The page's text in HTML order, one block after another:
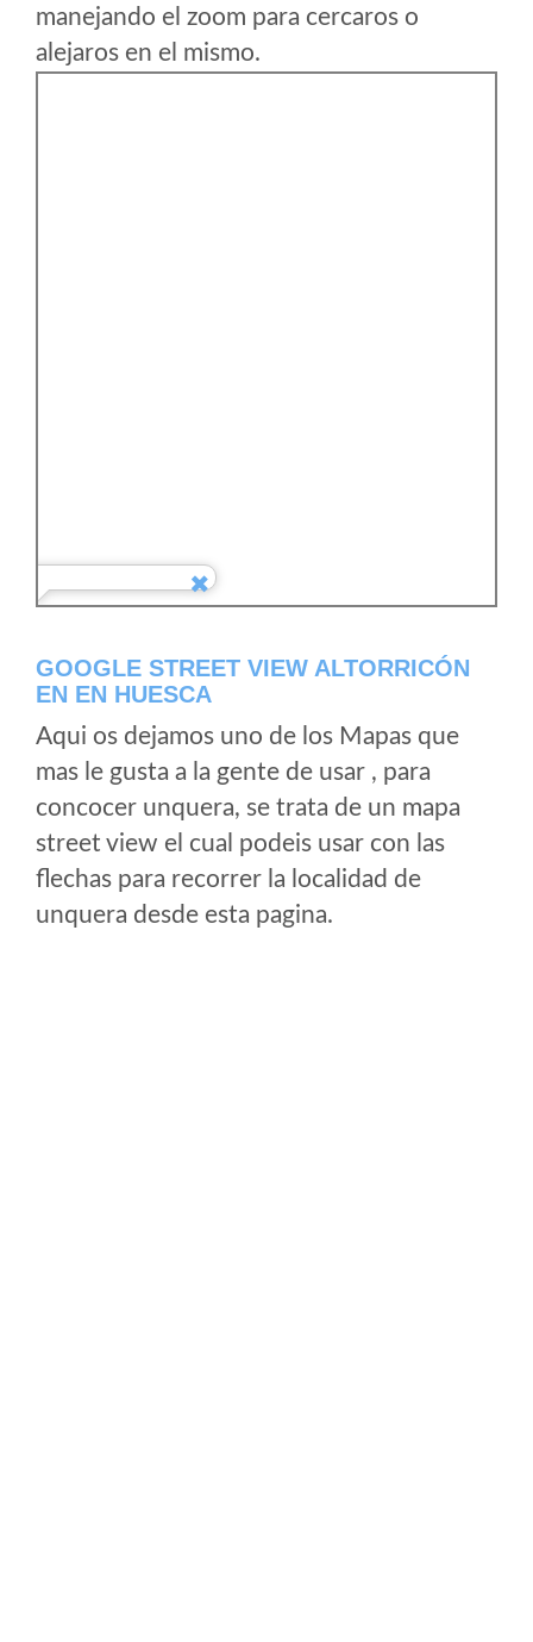
manejando el zoom para cercaros o
alejaros en el mismo.
GOOGLE STREET VIEW ALTORRICÓN
EN EN HUESCA
Aqui os dejamos uno de los Mapas que
mas le gusta a la gente de usar , para
concocer unquera, se trata de un mapa
street view el cual podeis usar con las
flechas para recorrer la localidad de
unquera desde esta pagina.